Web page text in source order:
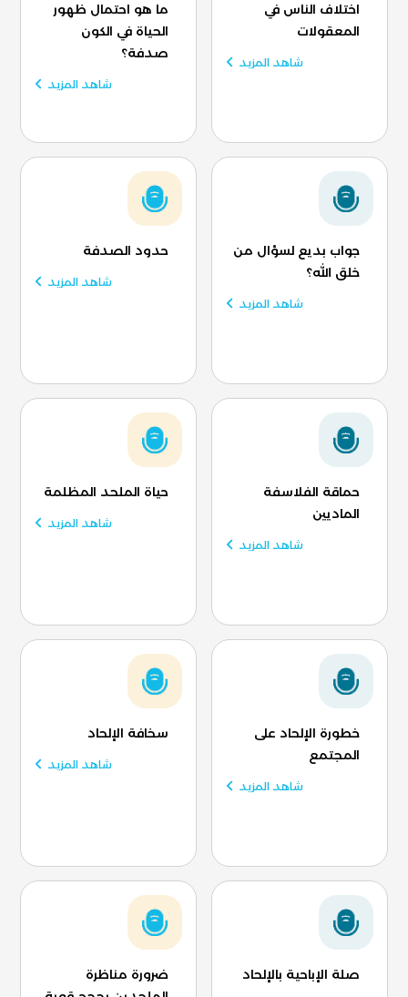
اختلاف الناس في
المعقولات
شاهد المزيد
ما هو احتمال ظهور
الحياة في الكون
صدفة؟
شاهد المزيد
جواب بديع لسؤال من
خلق الله؟
شاهد المزيد
حدود الصدفة
شاهد المزيد
حماقة الفلاسفة
الماديين
شاهد المزيد
حياة الملحد المظلمة
شاهد المزيد
خطورة الإلحاد على
المجتمع
شاهد المزيد
سخافة الإلحاد
شاهد المزيد
صلة الإباحية بالإلحاد
ضرورة مناظرة